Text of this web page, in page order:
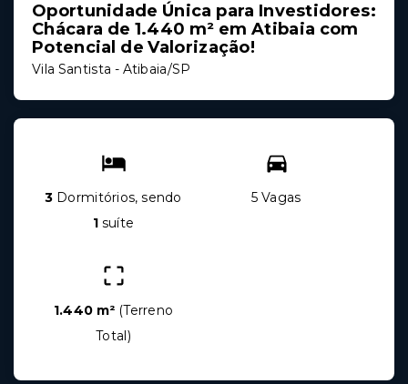
Oportunidade Única para Investidores:
Chácara de 1.440 m² em Atibaia com
Potencial de Valorização!
Vila Santista - Atibaia/SP
3 Dormitórios, sendo
1 suíte
5 Vagas
1.440 m² (Terreno
Total )